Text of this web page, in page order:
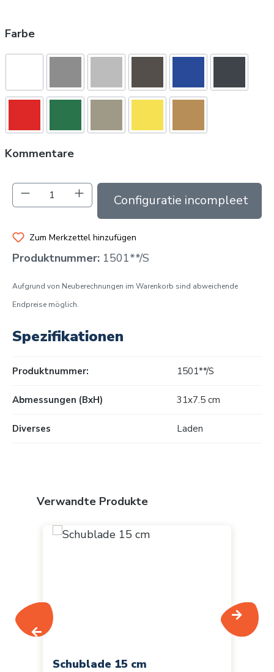
Farbe
Kommentare
Produkt Anzahl: Gib den gewünschten
In das Angebot aufnehmen
Zum Merkzettel hinzufügen
Produktnummer: 1501**/S
Aufgrund von Neuberechnungen im Warenkorb sind abweichende
Endpreise möglich.
Spezifikationen
Produktnummer: 1501**/S
Abmessungen (BxH) 31x7.5 cm
Diverses Laden
Produktgalerie überspringen
Verwandte Produkte
Schublade 15 cm